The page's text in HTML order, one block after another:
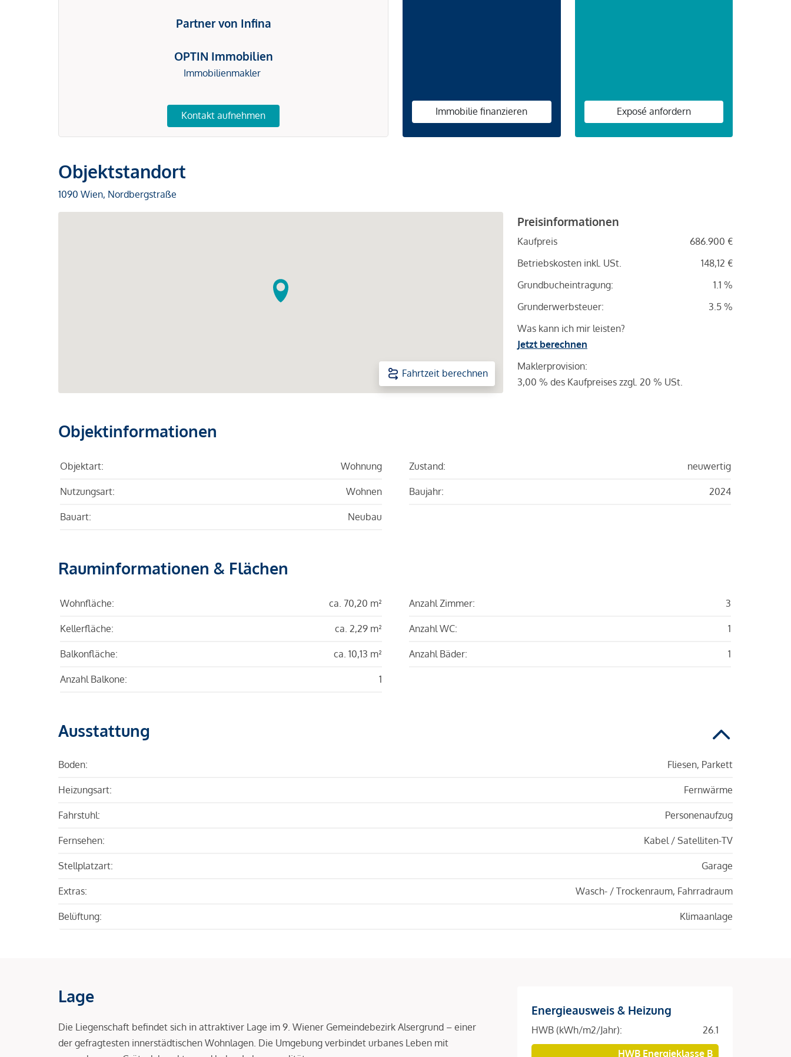
Partner von Infina
OPTIN Immobilien
Immobilienmakler
Kontakt aufnehmen Immobilie finanzieren Exposé anfordern
Objektstandort
1090 Wien, Nordbergstraße
Fahrtzeit berechnen
Preisinformationen
Kaufpreis
686.900 €
Betriebskosten inkl. USt.
148,12 €
Grundbucheintragung:
1.1 %
Grunderwerbsteuer:
3.5 %
Was kann ich mir leisten?
Jetzt berechnen
Maklerprovision:
3,00 % des Kaufpreises zzgl. 20 % USt.
Objektinformationen
Objektart: Wohnung
Nutzungsart: Wohnen
Bauart: Neubau
Zustand: neuwertig
Baujahr: 2024
Rauminformationen & Flächen
Wohnfläche: ca. 70,20 m²
Kellerfläche: ca. 2,29 m²
Balkonfläche: ca. 10,13 m²
Anzahl Balkone: 1
Anzahl Zimmer: 3
Anzahl WC: 1
Anzahl Bäder: 1
Ausstattung
Boden: Fliesen, Parkett
Heizungsart: Fernwärme
Fahrstuhl: Personenaufzug
Fernsehen: Kabel / Satelliten-TV
Stellplatzart: Garage
Extras: Wasch- / Trockenraum, Fahrradraum
Belüftung: Klimaanlage
Lage
Die Liegenschaft befindet sich in attraktiver Lage im 9. Wiener Gemeindebezirk Alsergrund – einer
der gefragtesten innerstädtischen Wohnlagen. Die Umgebung verbindet urbanes Leben mit
Energieausweis & Heizung
HWB (kWh/m2/Jahr):
26.1
HWB Energieklasse B